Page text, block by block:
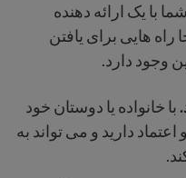
با یک ارائه دهنده
هایی برای یافتن
وجود دارد.
با خانواده یا دوستان خود
دارید و می تواند به